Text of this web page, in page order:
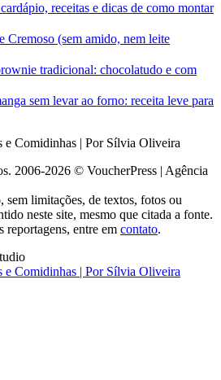
receitas e dicas de como montar
Cremoso (sem amido, nem leite
tradicional: chocolatudo e com
sem levar ao forno: receita leve para
2006-2026 © VoucherPress | Agência
sem limitações, de textos, fotos ou
neste site, mesmo que citada a fonte.
reportagens, entre em contato.